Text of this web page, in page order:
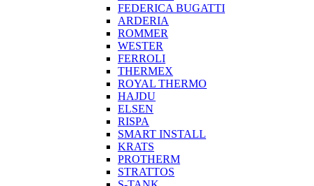
FEDERICA BUGATTI
ARDERIA
ROMMER
WESTER
FERROLI
THERMEX
ROYAL THERMO
HAJDU
ELSEN
RISPA
SMART INSTALL
KRATS
PROTHERM
STRATTOS